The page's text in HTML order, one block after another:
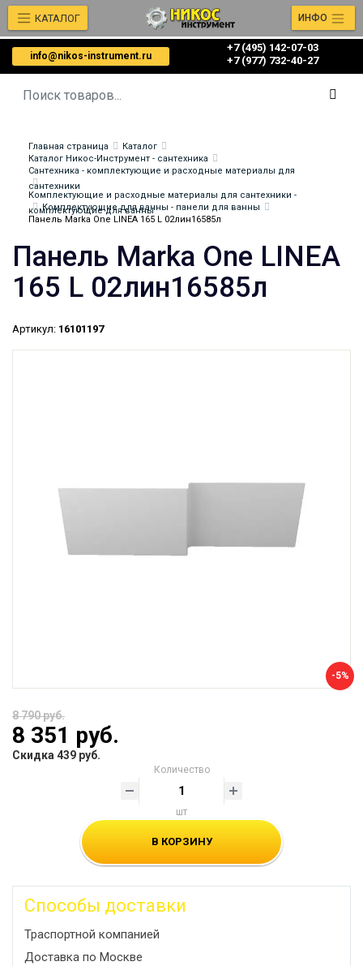
info@nikos-instrument.ru
+7 (495) 142-07-03
‎‎+7 (977) 732-40-27
КАТАЛОГ ИНФО
Главная страница
Каталог
Каталог Никос-Инструмент - сантехника
Сантехника - комплектующие и расходные материалы для
сантехники
Комплектующие и расходные материалы для сантехники -
комплектующие для ванны
Комплектующие для ванны - панели для ванны
Панель Marka One LINEA 165 L 02лин16585л
Панель Marka One LINEA
165 L 02лин16585л
Артикул: 16101197
-5%
8 790 руб.
8 351 руб.
Скидка 439 руб.
Количество
шт
В КОРЗИНУ
Способы доставки
Траспортной компанией
Доставка по Москве